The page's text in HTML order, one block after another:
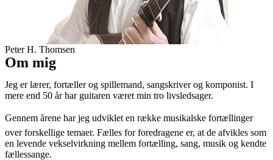
Peter H. Thomsen
Om mig
Jeg er lærer, fortæller og spillemand, sangskriver og komponist. I
mere end 50 år har guitaren været min tro livsledsager.
Gennem årene har jeg udviklet en række musikalske fortællinger
over forskellige temaer. Fælles for foredragene er, at de afvikles som
en levende vekselvirkning mellem fortælling, sang, musik og kendte
fællessange.